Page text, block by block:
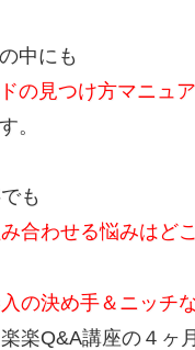
中にも
の見つけ方マニュ
。
も
合わせる悩みはど
の決め手＆ニッチ
楽Q&A講座の４ヶ